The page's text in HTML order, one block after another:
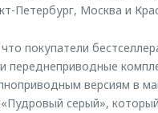
Петербург, Москва и
покупатели
переднеприводные
версиям в
серый»,